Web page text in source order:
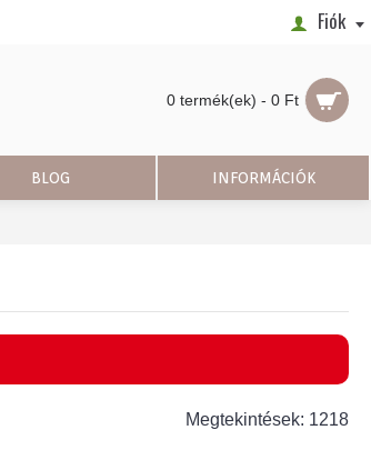
Fiók
0 termék(ek) - 0 Ft
BLOG INFORMÁCIÓK
Megtekintések: 1218